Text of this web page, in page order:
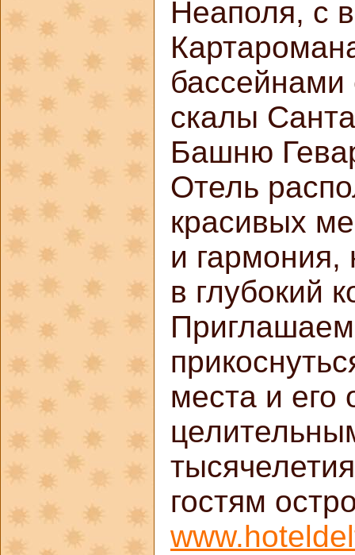
Неаполя, с
скалы
Башню
Отель
красивых
и
в глубокий
Приглашаем
места и его
гостям